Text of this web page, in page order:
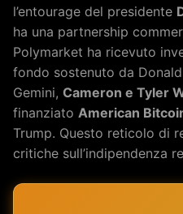
l’entourage del presidente
ha una partnership
Polymarket ha ricevuto
fondo sostenuto da
Gemini, Cameron e Tyler
finanziato American
Trump. Questo reticolo di
critiche sull’indipendenza